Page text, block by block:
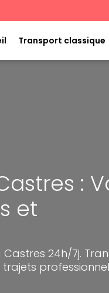
Transport classique
:
et
24h/7j.